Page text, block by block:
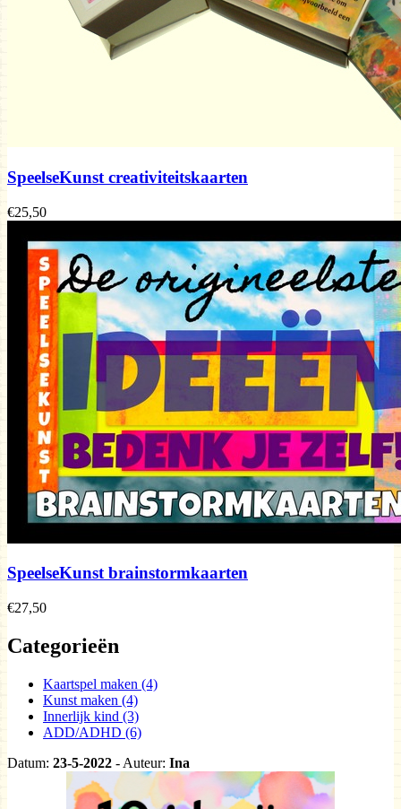
SpeelseKunst creativiteitskaarten
€25,50
SpeelseKunst brainstormkaarten
€27,50
Categorieën
Kaartspel maken (4)
Kunst maken (4)
Innerlijk kind (3)
ADD/ADHD (6)
Datum: 23-5-2022 - Auteur: Ina